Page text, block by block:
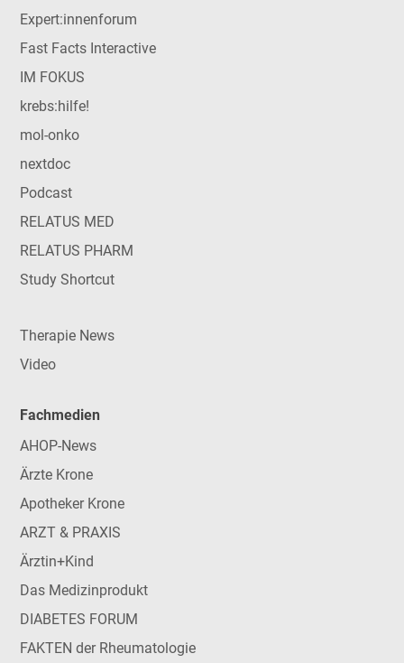
Expert:innenforum
Fast Facts Interactive
IM FOKUS
krebs:hilfe!
mol-onko
nextdoc
Podcast
RELATUS MED
RELATUS PHARM
Study Shortcut
Therapie News
Video
Fachmedien
AHOP-News
Ärzte Krone
Apotheker Krone
ARZT & PRAXIS
Ärztin+Kind
Das Medizinprodukt
DIABETES FORUM
FAKTEN der Rheumatologie